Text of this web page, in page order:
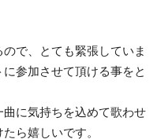
で、とても緊張していま
参加させて頂ける事をと
に気持ちを込めて歌わせ
ら嬉しいです。